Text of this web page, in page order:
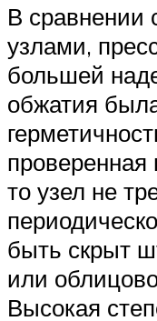
В сравнении
узлами,
большей
обжатия
то узел не
быть скрыт
или
Высокая